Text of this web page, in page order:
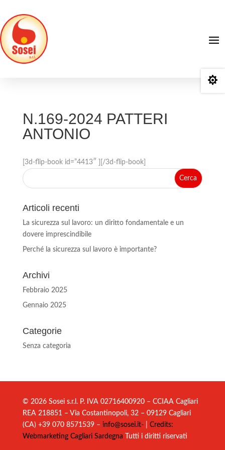
N.169-2024 PATTERI
ANTONIO
[3d-flip-book id=”4413″ ][/3d-flip-book]
Articoli recenti
La sicurezza sul lavoro: un diritto fondamentale e un
dovere imprescindibile
Perché la sicurezza sul lavoro è importante?
Archivi
Febbraio 2025
Gennaio 2025
Categorie
Senza categoria
© 2026 Sosei s.r.l. P. IVA 02716400920 – CCIAA Cagliari
REA 218851 – Via Costantinopoli, 32 – 09129 Cagliari
(CA) +39 070 8571539 – info@sosei.it-|
Credits:
Webmarketing Cagliari Sardegna Tutti i diritti riservati
